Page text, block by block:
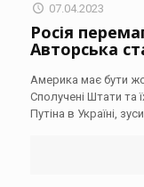
07.04.2023
Росія
Авторська
Америка має бути
Сполучені Штати та
Путіна в Україні,